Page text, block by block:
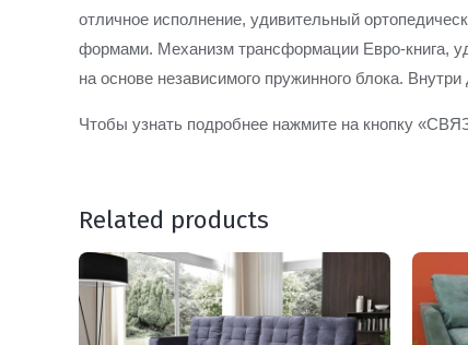
отличное исполнение, удивительный
формами. Механизм трансформации Евро-книга,
на основе независимого пружинного блока.
Чтобы узнать подробнее нажмите на кнопку
Related products